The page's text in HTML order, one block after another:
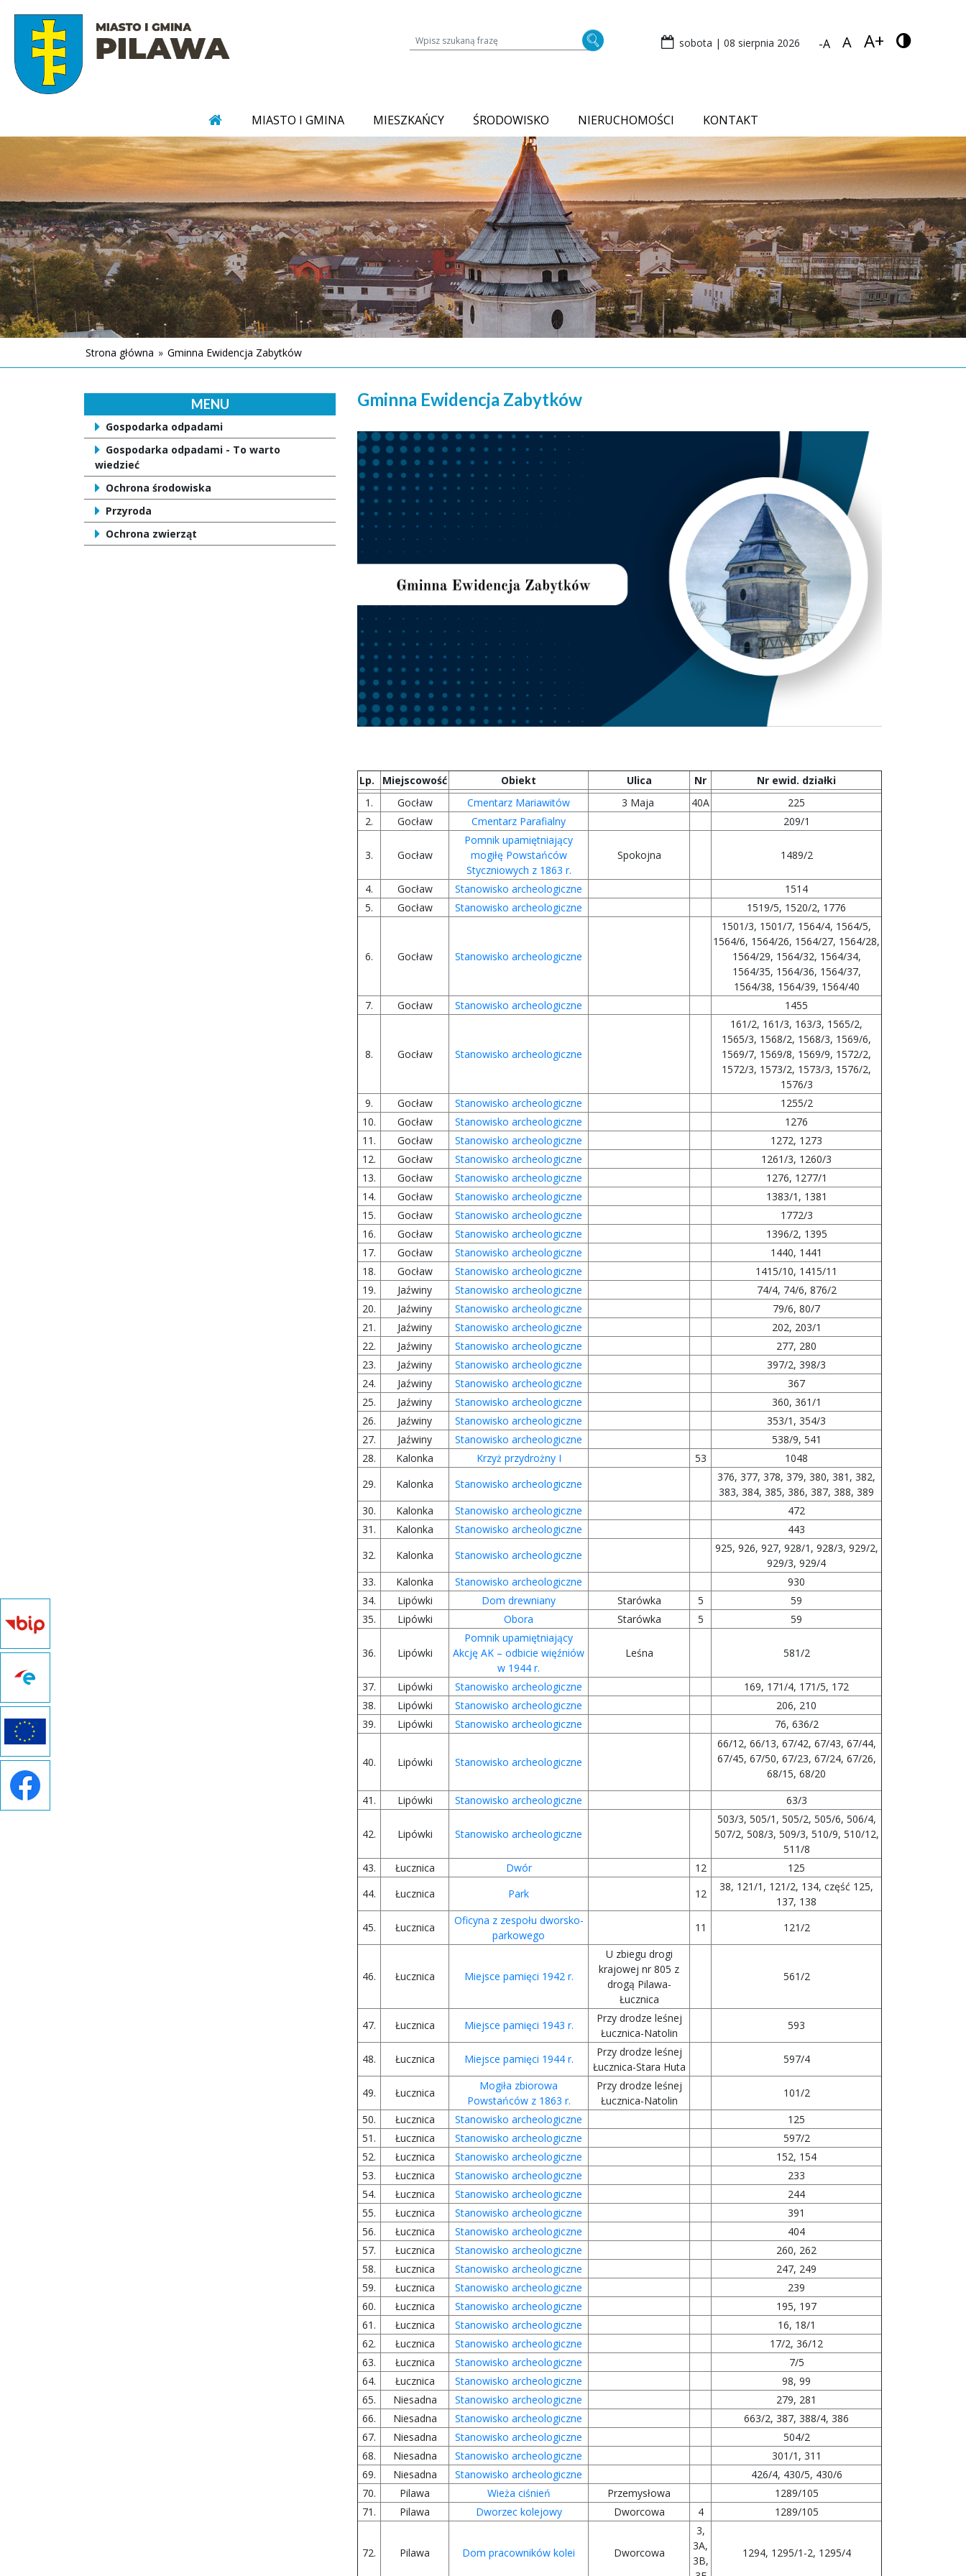
Wyszukiwarka treści na stronie sobota | 08 sierpnia 2026 -A A A+
MIASTO I GMINA MIESZKAŃCY ŚRODOWISKO NIERUCHOMOŚCI KONTAKT
Strona główna » Gminna Ewidencja Zabytków
MENU
Gospodarka odpadami
Gospodarka odpadami - To warto
wiedzieć
Ochrona środowiska
Przyroda
Ochrona zwierząt
Gminna Ewidencja Zabytków
Lp. Miejscowość Obiekt Ulica Nr
Nr ewid. działki
1.
Gocław Cmentarz Mariawitów 3 Maja 40A
225
2.
Gocław Cmentarz Parafialny 209/1
3. Gocław
Pomnik upamiętniający
mogiłę Powstańców
Styczniowych z 1863 r.
Spokojna 1489/2
4. Gocław Stanowisko archeologiczne
1514
5.
Gocław Stanowisko archeologiczne 1519/5, 1520/2, 1776
6. Gocław Stanowisko archeologiczne
1501/3, 1501/7, 1564/4, 1564/5,
1564/6, 1564/26, 1564/27, 1564/28,
1564/29, 1564/32, 1564/34,
1564/35, 1564/36, 1564/37,
1564/38, 1564/39, 1564/40
7.
Gocław Stanowisko archeologiczne 1455
8. Gocław Stanowisko archeologiczne
161/2, 161/3, 163/3, 1565/2,
1565/3, 1568/2, 1568/3, 1569/6,
1569/7, 1569/8, 1569/9, 1572/2,
1572/3, 1573/2, 1573/3, 1576/2,
1576/3
9.
Gocław Stanowisko archeologiczne
1255/2
10.
Gocław Stanowisko archeologiczne
1276
11.
Gocław Stanowisko archeologiczne
1272, 1273
12.
Gocław Stanowisko archeologiczne
1261/3, 1260/3
13.
Gocław Stanowisko archeologiczne
1276, 1277/1
14.
Gocław Stanowisko archeologiczne
1383/1, 1381
15.
Gocław Stanowisko archeologiczne
1772/3
16.
Gocław Stanowisko archeologiczne
1396/2, 1395
17.
Gocław Stanowisko archeologiczne
1440, 1441
18.
Gocław Stanowisko archeologiczne
1415/10, 1415/11
19.
Jaźwiny Stanowisko archeologiczne
74/4, 74/6, 876/2
20.
Jaźwiny Stanowisko archeologiczne
79/6, 80/7
21.
Jaźwiny Stanowisko archeologiczne
202, 203/1
22.
Jaźwiny Stanowisko archeologiczne
277, 280
23.
Jaźwiny Stanowisko archeologiczne
397/2, 398/3
24.
Jaźwiny Stanowisko archeologiczne
367
25.
Jaźwiny Stanowisko archeologiczne
360, 361/1
26.
Jaźwiny Stanowisko archeologiczne
353/1, 354/3
27.
Jaźwiny Stanowisko archeologiczne
538/9, 541
28.
Kalonka Krzyż przydrożny I 53
1048
29.
Kalonka Stanowisko archeologiczne
376, 377, 378, 379, 380, 381, 382,
383, 384, 385, 386, 387, 388, 389
30.
Kalonka Stanowisko archeologiczne
472
31.
Kalonka Stanowisko archeologiczne
443
32.
Kalonka Stanowisko archeologiczne
925, 926, 927, 928/1, 928/3, 929/2,
929/3, 929/4
33.
Kalonka Stanowisko archeologiczne
930
34.
Lipówki Dom drewniany Starówka 5
59
35.
Lipówki Obora Starówka 5 59
36. Lipówki
Pomnik upamiętniający
Akcję AK – odbicie więźniów
w 1944 r.
Leśna 581/2
37. Lipówki Stanowisko archeologiczne
169, 171/4, 171/5, 172
38.
Lipówki Stanowisko archeologiczne
206, 210
39.
Lipówki Stanowisko archeologiczne 76, 636/2
40. Lipówki Stanowisko archeologiczne
66/12, 66/13, 67/42, 67/43, 67/44,
67/45, 67/50, 67/23, 67/24, 67/26,
68/15, 68/20
41.
Lipówki Stanowisko archeologiczne 63/3
42. Lipówki Stanowisko archeologiczne
503/3, 505/1, 505/2, 505/6, 506/4,
507/2, 508/3, 509/3, 510/9, 510/12,
511/8
43.
Łucznica Dwór 12
125
44.
Łucznica Park 12
38, 121/1, 121/2, 134, część 125,
137, 138
45.
Łucznica
Oficyna z zespołu dworsko-
parkowego
11 121/2
46. Łucznica Miejsce pamięci 1942 r.
U zbiegu drogi
krajowej nr 805 z
drogą Pilawa-
Łucznica
561/2
47. Łucznica Miejsce pamięci 1943 r.
Przy drodze leśnej
Łucznica-Natolin
593
48. Łucznica Miejsce pamięci 1944 r.
Przy drodze leśnej
Łucznica-Stara Huta
597/4
49. Łucznica
Mogiła zbiorowa
Powstańców z 1863 r.
Przy drodze leśnej
Łucznica-Natolin
101/2
50.
Łucznica Stanowisko archeologiczne
125
51.
Łucznica Stanowisko archeologiczne
597/2
52.
Łucznica Stanowisko archeologiczne
152, 154
53.
Łucznica Stanowisko archeologiczne
233
54.
Łucznica Stanowisko archeologiczne
244
55.
Łucznica Stanowisko archeologiczne
391
56.
Łucznica Stanowisko archeologiczne
404
57.
Łucznica Stanowisko archeologiczne
260, 262
58.
Łucznica Stanowisko archeologiczne
247, 249
59.
Łucznica Stanowisko archeologiczne
239
60.
Łucznica Stanowisko archeologiczne
195, 197
61.
Łucznica Stanowisko archeologiczne
16, 18/1
62.
Łucznica Stanowisko archeologiczne
17/2, 36/12
63.
Łucznica Stanowisko archeologiczne
7/5
64.
Łucznica Stanowisko archeologiczne
98, 99
65.
Niesadna Stanowisko archeologiczne
279, 281
66.
Niesadna Stanowisko archeologiczne
663/2, 387, 388/4, 386
67.
Niesadna Stanowisko archeologiczne
504/2
68.
Niesadna Stanowisko archeologiczne
301/1, 311
69.
Niesadna Stanowisko archeologiczne
426/4, 430/5, 430/6
70.
Pilawa Wieża ciśnień Przemysłowa
1289/105
71.
Pilawa Dworzec kolejowy Dworcowa 4 1289/105
72. Pilawa Dom pracowników kolei Dworcowa
3,
3A,
3B,
1294, 1295/1-2, 1295/4